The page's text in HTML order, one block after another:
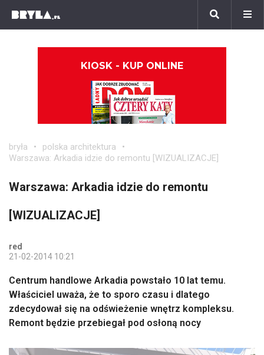
KIOSK - KUP ONLINE
bryła
polska architektura
Warszawa: Arkadia idzie do remontu [WIZUALIZACJE]
Warszawa: Arkadia idzie do remontu
[WIZUALIZACJE]
red
21-02-2014 10:21
Centrum handlowe Arkadia powstało 10 lat temu.
Właściciel uważa, że to sporo czasu i dlatego
zdecydował się na odświeżenie wnętrz kompleksu.
Remont będzie przebiegał pod osłoną nocy